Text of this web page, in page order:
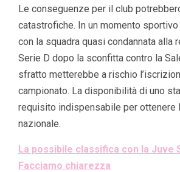
Le conseguenze per il club
catastrofiche. In un momento
con la squadra quasi condannata alla
Serie D dopo la sconfitta contro la
sfratto metterebbe a rischio
campionato. La disponibilità di uno
requisito indispensabile per ottenere
nazionale.
La possibile classifica con la Juve
Facciamo chiarezza